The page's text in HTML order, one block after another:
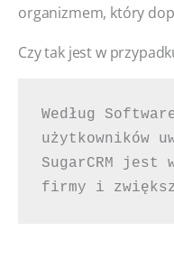
organizmem, który
Czy tak jest w
Według
użytkowników
SugarCRM jest
firmy i